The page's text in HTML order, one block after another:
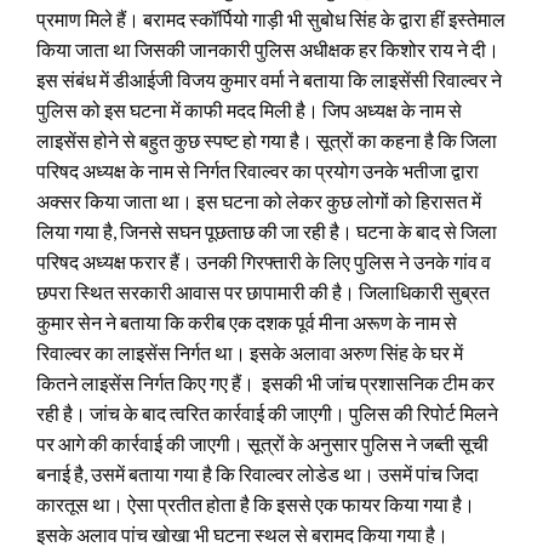
प्रमाण मिले हैं। बरामद स्कॉर्पियो गाड़ी भी सुबोध सिंह के द्वारा हीं इस्तेमाल
किया जाता था जिसकी जानकारी पुलिस अधीक्षक हर किशोर राय ने दी।
इस संबंध में डीआईजी विजय कुमार वर्मा ने बताया कि लाइसेंसी रिवाल्वर ने
पुलिस को इस घटना में काफी मदद मिली है। जिप अध्यक्ष के नाम से
लाइसेंस होने से बहुत कुछ स्पष्ट हो गया है। सूत्रों का कहना है कि जिला
परिषद अध्यक्ष के नाम से निर्गत रिवाल्वर का प्रयोग उनके भतीजा द्वारा
अक्सर किया जाता था। इस घटना को लेकर कुछ लोगों को हिरासत में
लिया गया है, जिनसे सघन पूछताछ की जा रही है। घटना के बाद से जिला
परिषद अध्यक्ष फरार हैं। उनकी गिरफ्तारी के लिए पुलिस ने उनके गांव व
छपरा स्थित सरकारी आवास पर छापामारी की है। जिलाधिकारी सुब्रत
कुमार सेन ने बताया कि करीब एक दशक पूर्व मीना अरूण के नाम से
रिवाल्वर का लाइसेंस निर्गत था। इसके अलावा अरुण सिंह के घर में
कितने लाइसेंस निर्गत किए गए हैं। इसकी भी जांच प्रशासनिक टीम कर
रही है। जांच के बाद त्वरित कार्रवाई की जाएगी। पुलिस की रिपोर्ट मिलने
पर आगे की कार्रवाई की जाएगी। सूत्रों के अनुसार पुलिस ने जब्ती सूची
बनाई है, उसमें बताया गया है कि रिवाल्वर लोडेड था। उसमें पांच जिदा
कारतूस था। ऐसा प्रतीत होता है कि इससे एक फायर किया गया है।
इसके अलाव पांच खोखा भी घटना स्थल से बरामद किया गया है।